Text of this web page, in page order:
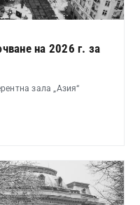
на 2026 г. за
зала „Азия“